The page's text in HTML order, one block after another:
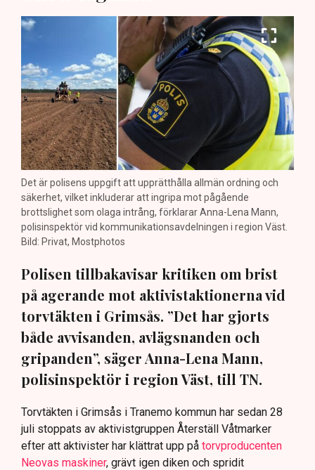
Det är polisens uppgift att upprätthålla allmän ordning och
säkerhet, vilket inkluderar att ingripa mot pågående
brottslighet som olaga intrång, förklarar Anna-Lena Mann,
polisinspektör vid kommunikationsavdelningen i region Väst.
Bild: Privat, Mostphotos
Polisen tillbakavisar kritiken om brist
på agerande mot aktivistaktionerna vid
torvtäkten i Grimsås. ”Det har gjorts
både avvisanden, avlägsnanden och
gripanden”, säger Anna-Lena Mann,
polisinspektör i region Väst, till TN.
Torvtäkten i Grimsås i Tranemo kommun har sedan 28
juli stoppats av aktivistgruppen Återställ Våtmarker
efter att aktivister har klättrat upp på torvproducenten
Neovas maskiner, grävt igen diken och spridit